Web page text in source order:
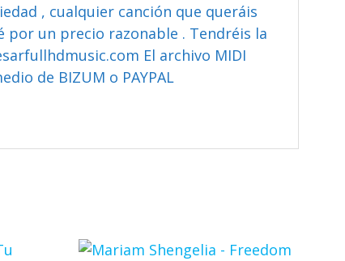
, cualquier canción que queráis
un precio razonable . Tendréis la
El archivo MIDI
de BIZUM o PAYPAL